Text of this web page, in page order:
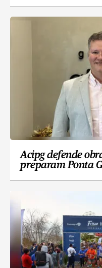
Acipg defende
preparam Ponta